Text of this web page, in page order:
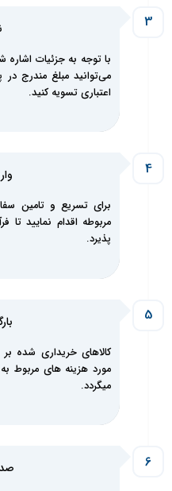
با توجه به جزئیات اشاره
می‌توانید مبلغ مندرج در
اعتباری تسویه کنید.
برای تسریع و تامین
مربوطه اقدام نمایید تا
پذیرد.
کالاهای خریداری شده بر
مورد هزینه های مربوط به
میگردد.
صدور